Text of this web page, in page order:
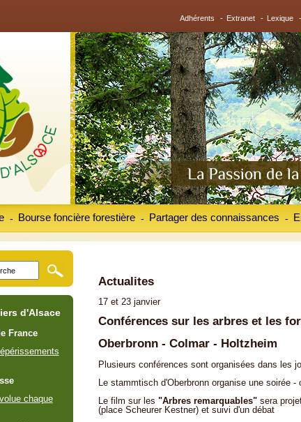
Adhérents - Extranet - Lexique -
Bourse foncière forestière
- Partager des connaissances
- -
Actualites
17 et 23 janvier
Conférences sur les arbres et les
Oberbronn - Colmar - Holtzheim
Plusieurs conférences sont organisées dans les
Le stammtisch d'Oberbronn organise une soirée -
Le film sur les "Arbres remarquables"sera
(place Scheurer Kestner) et suivi d'un débat
d'Alsace
France
chaque